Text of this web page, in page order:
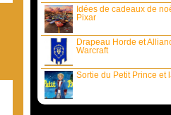
Idées de cadeaux de
Pixar
Drapeau Horde et
Warcraft
Sortie du Petit Prince et